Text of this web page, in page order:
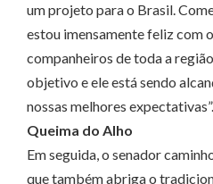
um projeto para o Brasil.
estou imensamente feliz com
companheiros de toda a
objetivo e ele está sendo
nossas melhores expectativas”.
Queima do Alho
Em seguida, o senador
que também abriga o